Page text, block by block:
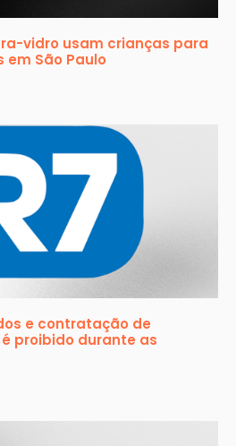
vidro usam crianças para
São Paulo
e contratação de
proibido durante as